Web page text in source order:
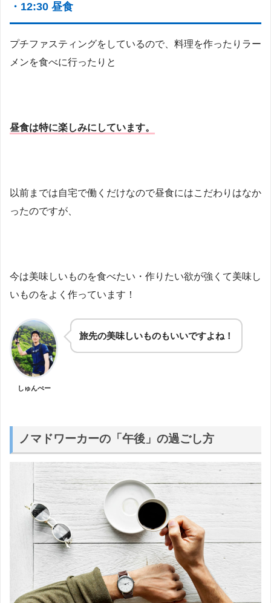
・12:30 昼食
プチファスティングをしているので、料理を作ったりラー
メンを食べに行ったりと
昼食は特に楽しみにしています。
以前までは自宅で働くだけなので昼食にはこだわりはなか
ったのですが、
今は美味しいものを食べたい・作りたい欲が強くて美味し
いものをよく作っています！
しゅんぺー
旅先の美味しいものもいいですよね！
ノマドワーカーの「午後」の過ごし方